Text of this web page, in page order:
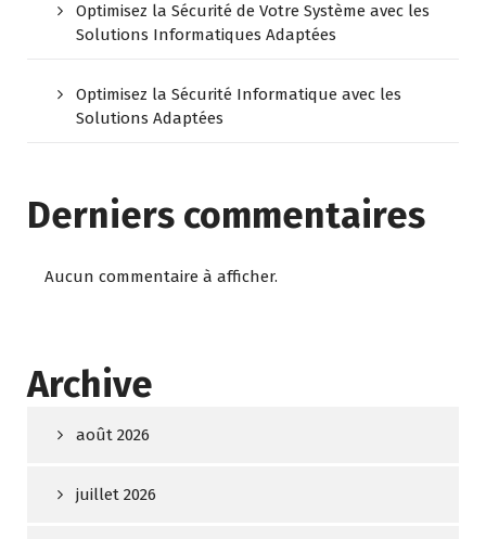
Optimisez la Sécurité de Votre Système avec les
Solutions Informatiques Adaptées
Optimisez la Sécurité Informatique avec les
Solutions Adaptées
Derniers commentaires
Aucun commentaire à afficher.
Archive
août 2026
juillet 2026